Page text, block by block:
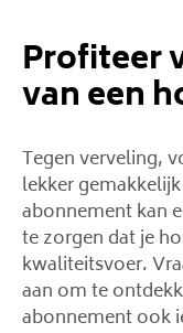
Profiteer
van een
Tegen verveling,
lekker
abonnement kan
te zorgen dat je
kwaliteitsvoer.
aan om te
abonnement ook